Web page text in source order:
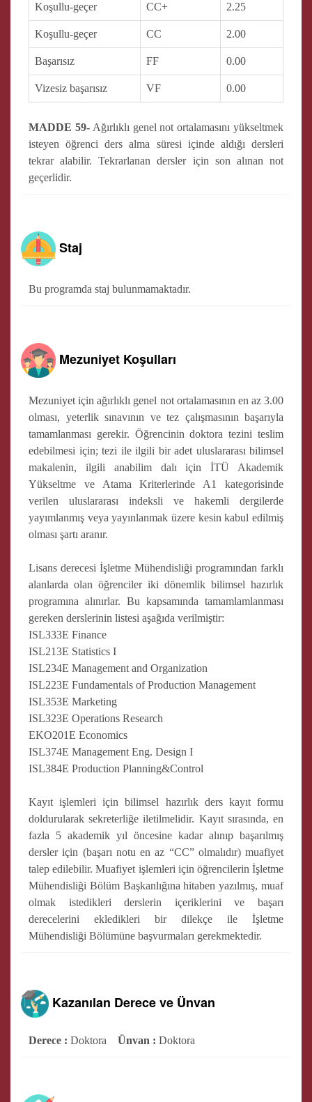
Koşullu-geçer CC+ 2.25
Koşullu-geçer CC 2.00
Başarısız FF 0.00
Vizesiz başarısız VF 0.00
MADDE 59-Ağırlıklı genel not ortalamasını yükseltmek
isteyen öğrenci ders alma süresi içinde aldığı dersleri
tekrar alabilir. Tekrarlanan dersler için son alınan not
geçerlidir.
Staj
Bu programda staj bulunmamaktadır.
Mezuniyet Koşulları
Mezuniyet için ağırlıklı genel not ortalamasının en az 3.00
olması, yeterlik sınavının ve tez çalışmasının başarıyla
tamamlanması gerekir. Öğrencinin doktora tezini teslim
edebilmesi için; tezi ile ilgili bir adet uluslararası bilimsel
makalenin, ilgili anabilim dalı için İTÜ Akademik
Yükseltme ve Atama Kriterlerinde A1 kategorisinde
verilen uluslararası indeksli ve hakemli dergilerde
yayımlanmış veya yayınlanmak üzere kesin kabul edilmiş
olması şartı aranır.
Lisans derecesi İşletme Mühendisliği programından farklı
alanlarda olan öğrenciler iki dönemlik bilimsel hazırlık
programına alınırlar. Bu kapsamında tamamlamlanması
gereken derslerinin listesi aşağıda verilmiştir:
ISL333E Finance
ISL213E Statistics I
ISL234E Management and Organization
ISL223E Fundamentals of Production Management
ISL353E Marketing
ISL323E Operations Research
EKO201E Economics
ISL374E Management Eng. Design I
ISL384E Production Planning&Control
Kayıt işlemleri için bilimsel hazırlık ders kayıt formu
doldurularak sekreterliğe iletilmelidir. Kayıt sırasında, en
fazla 5 akademik yıl öncesine kadar alınıp başarılmış
dersler için (başarı notu en az “CC” olmalıdır) muafiyet
talep edilebilir. Muafiyet işlemleri için öğrencilerin İşletme
Mühendisliği Bölüm Başkanlığına hitaben yazılmış, muaf
olmak istedikleri derslerin içeriklerini ve başarı
derecelerini ekledikleri bir dilekçe ile İşletme
Mühendisliği Bölümüne başvurmaları gerekmektedir.
Kazanılan Derece ve Ünvan
Derece : Doktora Ünvan : Doktora